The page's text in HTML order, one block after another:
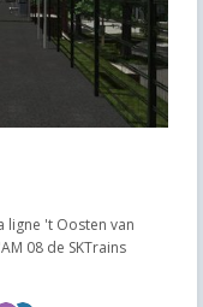
ligne 't Oosten van
08 de SKTrains